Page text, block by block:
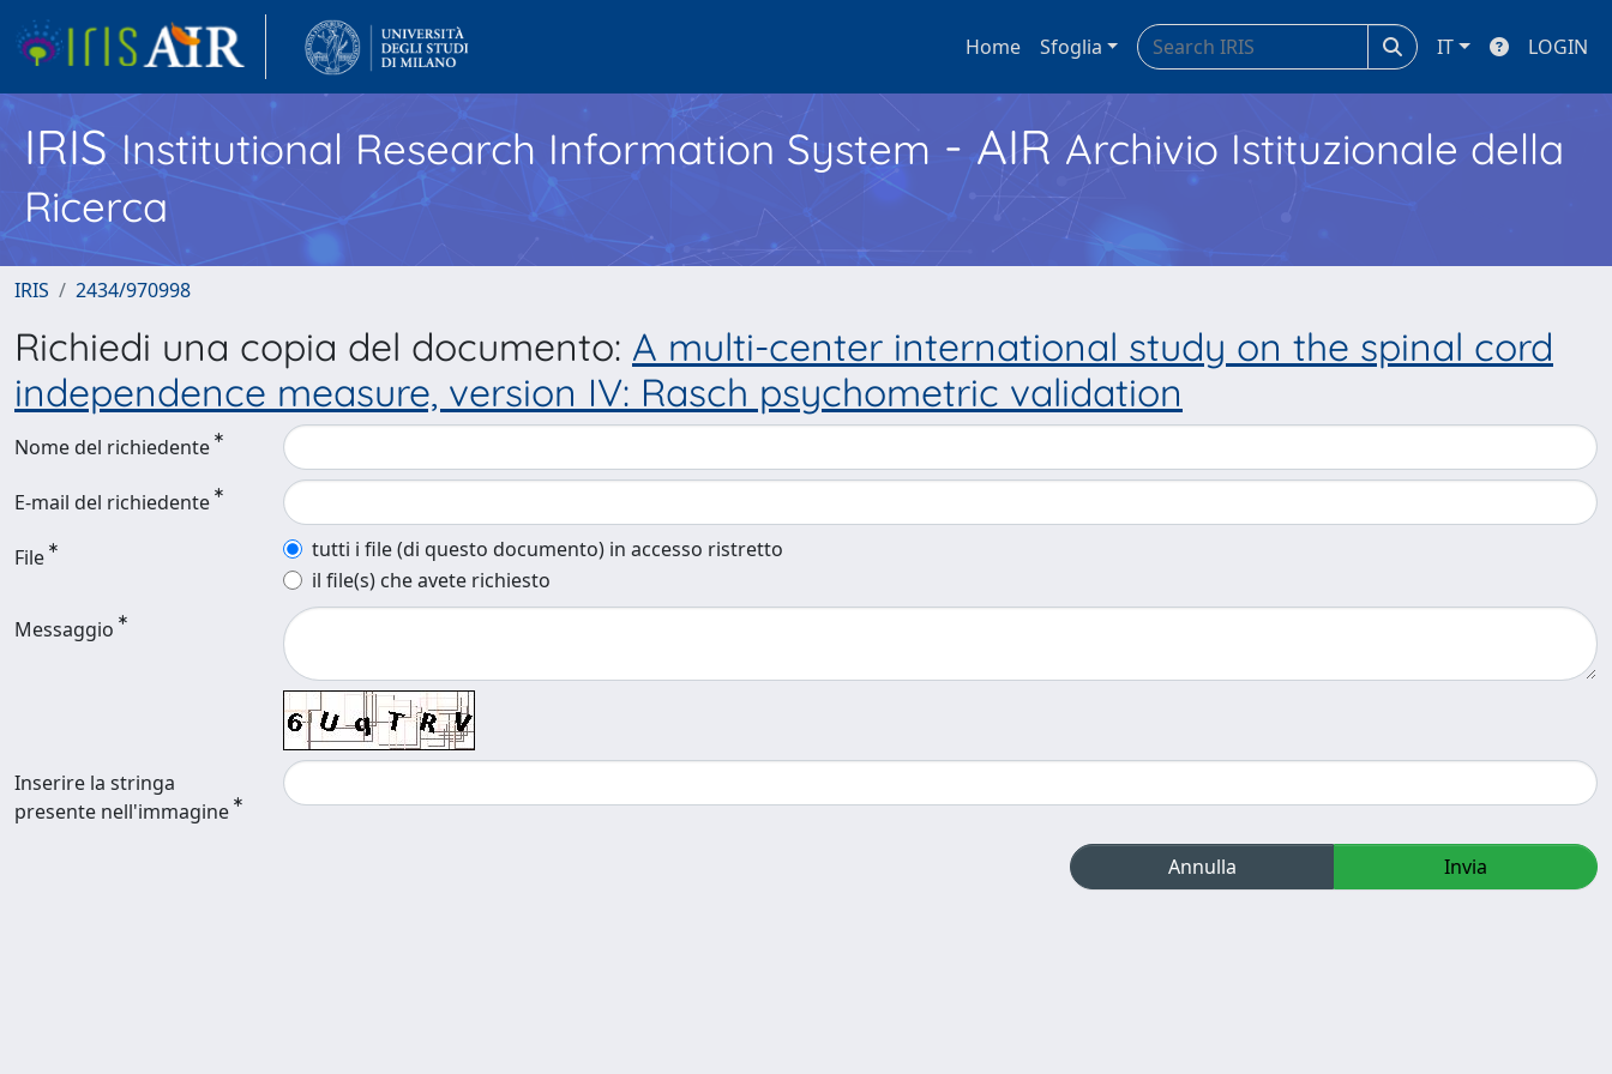
Home Sfoglia IT LOGIN
IRISInstitutional Research Information System - AIR Archivio Istituzionale della
Ricerca
IRIS 2434/970998
Richiedi una copia del documento: A multi-center international study on the spinal cord
independence measure, version IV: Rasch psychometric validation
Nome del richiedente
E-mail del richiedente
File
tutti i file (di questo documento) in accesso ristretto
il file(s) che avete richiesto
Messaggio
Inserire la stringa
presente nell'immagine
Annulla Invia